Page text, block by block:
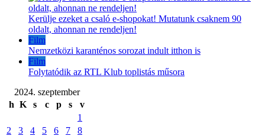
Kerülje ezeket a csaló e-shopokat! Mutatunk csaknem 90
oldalt, ahonnan ne rendeljen!
Film
Nemzetközi karanténos sorozat indult itthon is
Film
Folytatódik az RTL Klub toplistás műsora
2024. szeptember
h K s c p s
v
1
2
3 4 5 6 7
8